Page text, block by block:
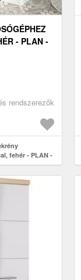
- PLAN -
rendszerezők
fehér - PLAN -